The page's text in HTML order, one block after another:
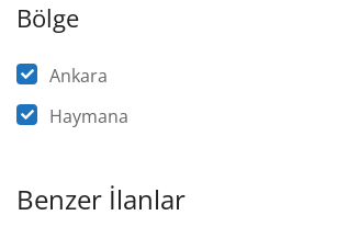
Bölge
Ankara
Haymana
Benzer İlanlar